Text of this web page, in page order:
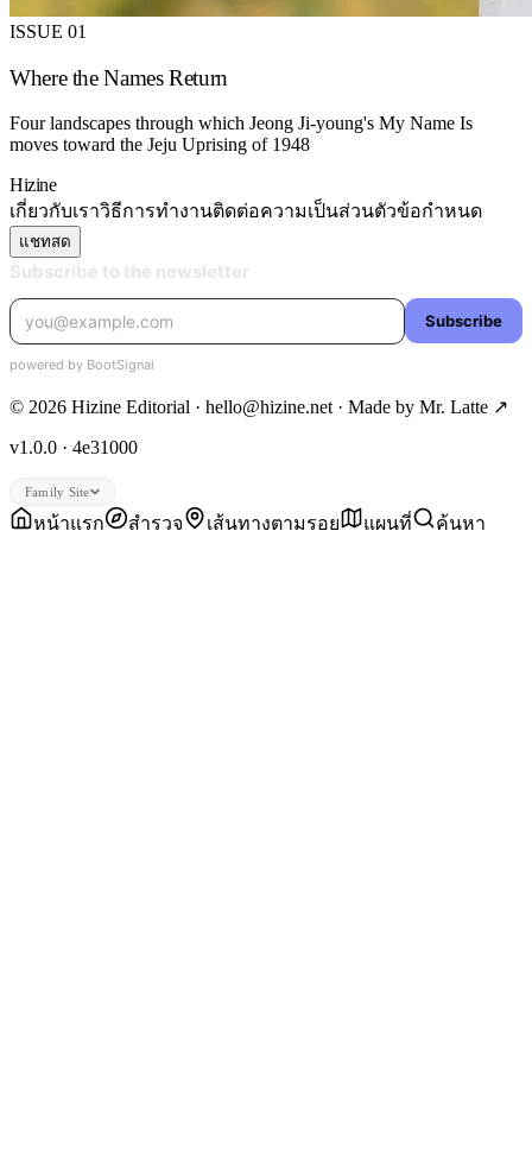
ISSUE 01
Where the Names Return
Four landscapes through which Jeong Ji-young's My Name Is
moves toward the Jeju Uprising of 1948
Hizine
เกี่ยวกับเราวิธีการทำงานติดต่อความเป็นส่วนตัวข้อกำหนด
แชทสด
© 2026 Hizine Editorial · hello@hizine.net · Made by Mr. Latte ↗
v1.0.0 · 4e31000
Family Site
หน้าแรก สำรวจ เส้นทางตามรอย แผนที่ ค้นหา